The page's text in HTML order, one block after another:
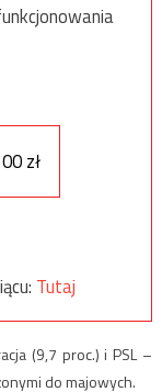
zł
Tutaj
(9,7 proc.) i PSL –
do majowych.